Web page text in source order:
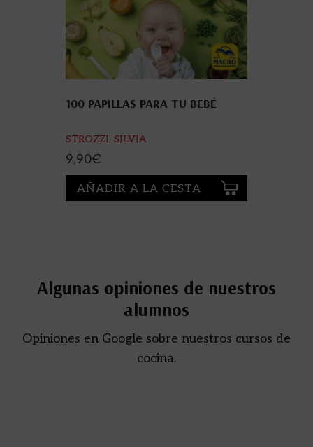
100 PAPILLAS PARA TU BEBÉ
STROZZI, SILVIA
9,90€
AÑADIR A LA CESTA
Algunas opiniones de nuestros
alumnos
Opiniones en Google sobre nuestros cursos de
cocina.